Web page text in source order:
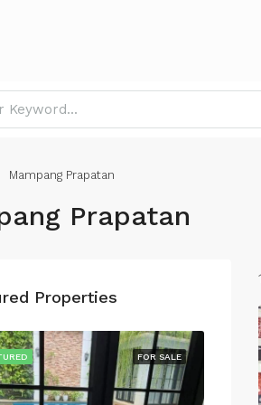
Mampang Prapatan
Prapatan
Properties
FOR SALE